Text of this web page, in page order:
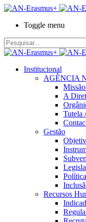
Toggle menu
Institucional
AGÊNCIA
A
Tutela
Gestão
Recursos